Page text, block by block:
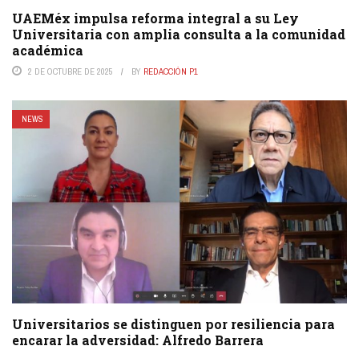
UAEMéx impulsa reforma integral a su Ley
Universitaria con amplia consulta a la comunidad
académica
2 DE OCTUBRE DE 2025 BY REDACCIÓN P1
NEWS
Universitarios se distinguen por resiliencia para
encarar la adversidad: Alfredo Barrera